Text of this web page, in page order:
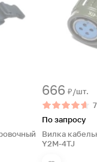
666 ₽/шт.
7
По запросу
Вилка
Y2M-4TJ